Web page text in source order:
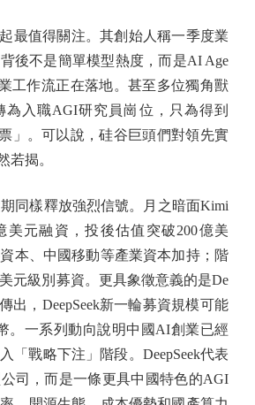
值得關注。其創始人稱一季度業
後不是簡單模型熱度，而是AI Age
工作流正在落地。甚至多位獨角獸
為入職AGI研究員崗位，只為得到
」。可以說，硅谷巨頭們對領先實
若揭。
樣釋放強烈信號。月之暗面Kimi
美元融資，投後估值突破200億美
本、中國移動等產業資本加持；階
元級別募資。更具象徵意義的是De
出，DeepSeek新一輪募資規模可能
。一系列動向說明中國AI創業已經
「戰略下注」階段。DeepSeek代表
司，而是一條更具中國特色的AGI